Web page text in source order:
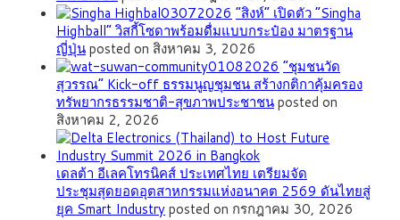
“สิงห์” เปิดตัว “Singha
Highball” วิสกี้โซดาพร้อมดื่มแบบกระป๋อง มาตรฐาน
ญี่ปุ่นposted on สิงหาคม 3, 2026
”ชุมชนวัด
สุวรรณ” Kick-off ธรรมนูญชุมชน สร้างกติกาคุ้มครอง
ทรัพยากรธรรมชาติ-สุขภาพประชาชนposted on
สิงหาคม 2, 2026
เดลต้า อีเลคโทรนิคส์ ประเทศไทย เตรียมจัด
ประชุมสุดยอดอุตสาหกรรมแห่งอนาคต 2569 ดันไทยสู่
ยุค Smart Industryposted on กรกฎาคม 30, 2026